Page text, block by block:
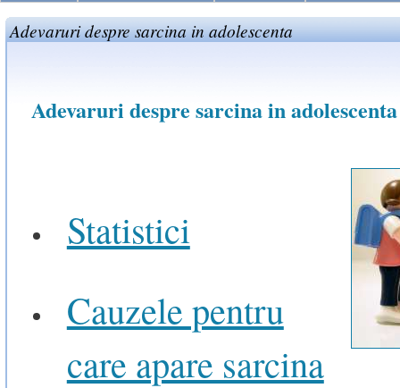
Adevaruri despre sarcina in adolescenta
Adevaruri despre sarcina in adolescenta
Statistici
Cauzele pentru
care apare sarcina